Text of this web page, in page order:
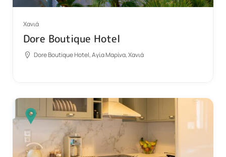
Χανιά
Dore Boutique Hotel
Dore Boutique Hotel, Αγία Μαρίνα, Χανιά